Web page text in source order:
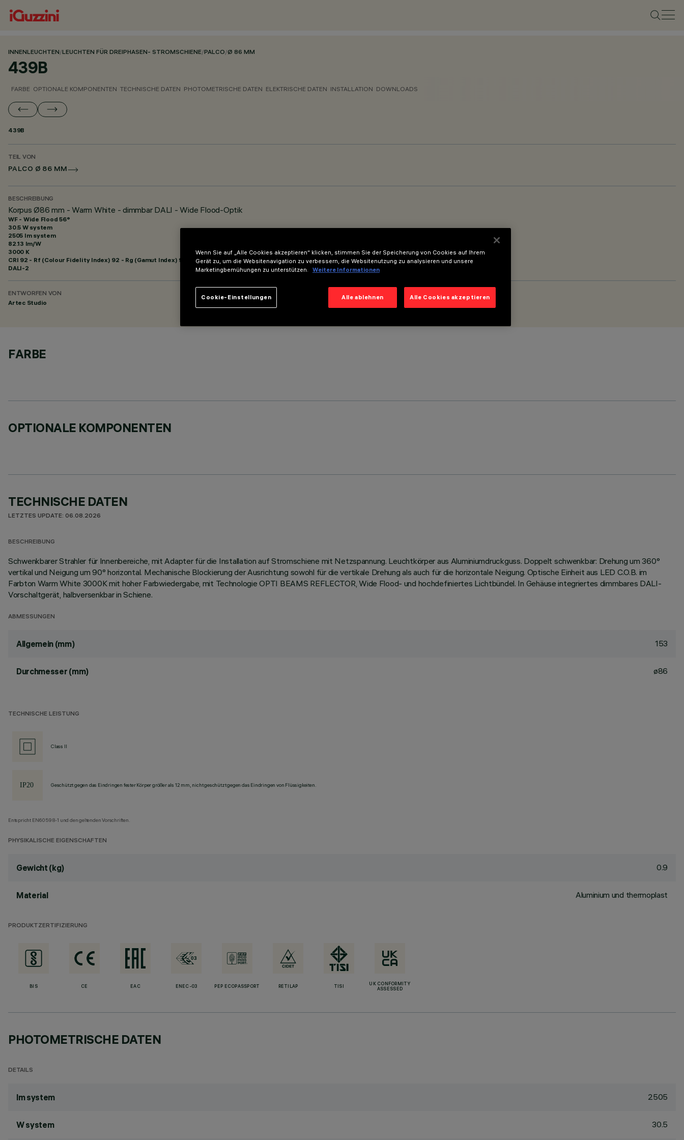
INNENLEUCHTEN/LEUCHTEN FÜR DREIPHASEN- STROMSCHIENE/PALCO/Ø 86 MM
439B
FARBE OPTIONALE KOMPONENTEN TECHNISCHE DATEN PHOTOMETRISCHE DATEN ELEKTRISCHE DATEN INSTALLATION DOWNLOADS
439B
TEIL VON
PALCO Ø 86 MM
BESCHREIBUNG
Korpus Ø86 mm - Warm White - dimmbar DALI - Wide Flood-Optik
WF - Wide Flood 56°
30.5 W system
2505 lm system
82.13 lm/W
3000 K
CRI 92 - Rf (Colour Fidelity Index) 92 - Rg (Gamut Index) 99
DALI-2
ENTWORFEN VON
Artec Studio
FARBE
OPTIONALE KOMPONENTEN
TECHNISCHE DATEN
LETZTES UPDATE: 06.08.2026
BESCHREIBUNG
Schwenkbarer Strahler für Innenbereiche, mit Adapter für die Installation auf Stromschiene mit Netzspannung. Leuchtkörper aus Aluminiumdruckguss. Doppelt schwenkbar: Drehung um 360°
vertikal und Neigung um 90° horizontal. Mechanische Blockierung der Ausrichtung sowohl für die vertikale Drehung als auch für die horizontale Neigung. Optische Einheit aus LED C.O.B. im
Farbton Warm White 3000K mit hoher Farbwiedergabe, mit Technologie OPTI BEAMS REFLECTOR, Wide Flood- und hochdefiniertes Lichtbündel. In Gehäuse integriertes dimmbares DALI-
Vorschaltgerät, halbversenkbar in Schiene.
ABMESSUNGEN
Allgemein (mm) 153
Durchmesser (mm) ø86
TECHNISCHE LEISTUNG
Class II
Geschützt gegen das Eindringen fester Körper größer als 12 mm, nicht geschützt gegen das Eindringen von Flüssigkeiten.
Entspricht EN60598-1 und den geltenden Vorschriften.
PHYSIKALISCHE EIGENSCHAFTEN
Gewicht (kg) 0.9
Material Aluminium und thermoplast
PRODUKTZERTIFIZIERUNG
BIS CE EAC ENEC-03 PEP ECOPASSPORT RETILAP TISI
UK CONFORMITY
ASSESSED
PHOTOMETRISCHE DATEN
DETAILS
lm system 2505
W system 30.5
Wenn Sie auf „Alle Cookies akzeptieren“ klicken, stimmen Sie der Speicherung von Cookies auf Ihrem
Gerät zu, um die Websitenavigation zu verbessern, die Websitenutzung zu analysieren und unsere
Marketingbemühungen zu unterstützen.
Weitere Informationen
Alle ablehnen Alle Cookies akzeptieren
Cookie-Einstellungen